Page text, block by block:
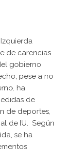
de carencias
gobierno
pese a no
ha
de
de deportes,
de IU. Según
se ha